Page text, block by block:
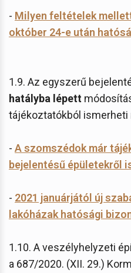
- Milyen feltételek
október 24-e után
1.9. Az egyszerű
hatályba lépett
tájékoztatókból ismerheti
- A szomszédok már
bejelentésű épületekről
- 2021 januárjától új
lakóházak hatósági
1.10. A veszélyhelyzeti
a 687/2020. (XII. 29.)